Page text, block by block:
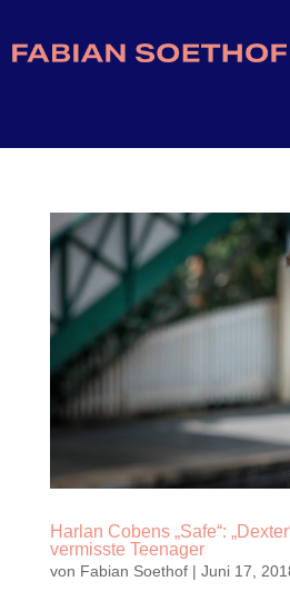
Harlan Cobens „Safe“:
vermisste Teenager
von Fabian Soethof| Juni 17,